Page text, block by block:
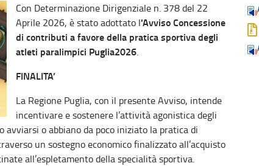
Con Determinazione Dirigenziale n. 378 del 22
Aprile 2026, è stato adottato l'Avviso Concessione
di contributi a favore della pratica sportiva degli
atleti paralimpici Puglia2026.
FINALITA’
La Regione Puglia, con il presente Avviso, intende
incentivare e sostenere l’attività agonistica degli
o abbiano da poco iniziato la pratica di
un sostegno economico finalizzato all’acquisto
all’espletamento della specialità sportiva.